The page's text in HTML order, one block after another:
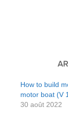
How to build
motor boat (V
30 août 2022